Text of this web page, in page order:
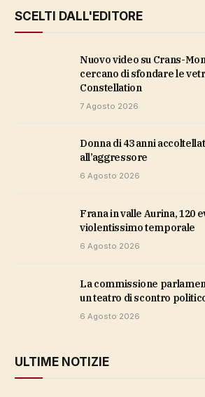
SCELTI DALL'EDITORE
Nuovo video su Crans-Montana, i ragazzi
cercano di sfondare le
Constellation
7 Agosto 2026
Donna di 43 anni accoltellata a Crema, è caccia
all’aggressore
6 Agosto 2026
Frana in valle Aurina, 120 evacuati a causa di un
violentissimo temporale
6 Agosto 2026
La commissione parlamentare Covid, storia di
un teatro di scontro
6 Agosto 2026
ULTIME NOTIZIE